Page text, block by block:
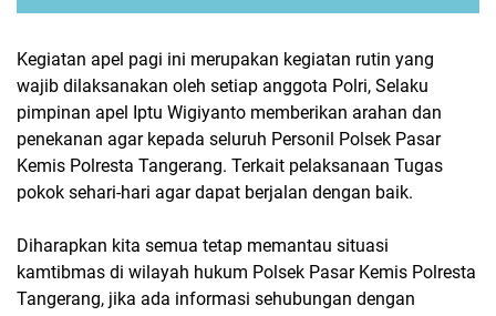
Kegiatan apel pagi ini merupakan kegiatan rutin yang
wajib dilaksanakan oleh setiap anggota Polri, Selaku
pimpinan apel Iptu Wigiyanto memberikan arahan dan
penekanan agar kepada seluruh Personil Polsek Pasar
Kemis Polresta Tangerang. Terkait pelaksanaan Tugas
pokok sehari-hari agar dapat berjalan dengan baik.
Diharapkan kita semua tetap memantau situasi
kamtibmas di wilayah hukum Polsek Pasar Kemis Polresta
Tangerang, jika ada informasi sehubungan dengan